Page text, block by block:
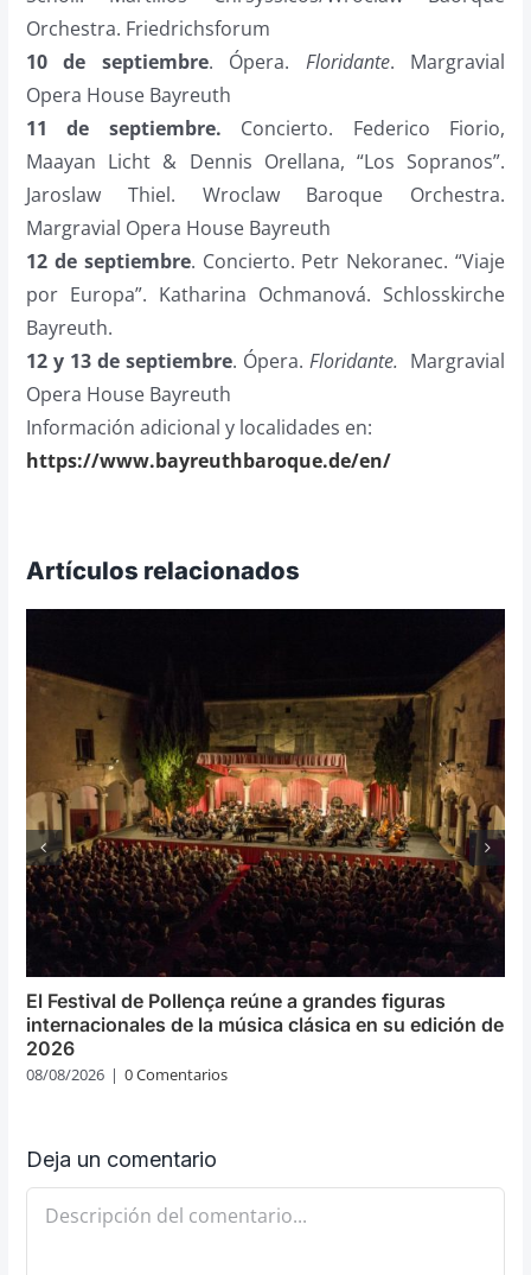
Orchestra. Friedrichsforum
10 de septiembre. Ópera. Floridante. Margravial
Opera House Bayreuth
11 de septiembre. Concierto. Federico Fiorio,
Maayan Licht & Dennis Orellana, “Los Sopranos”.
Jaroslaw Thiel. Wroclaw Baroque Orchestra.
Margravial Opera House Bayreuth
12 de septiembre. Concierto. Petr Nekoranec. “Viaje
por Europa”. Katharina Ochmanová. Schlosskirche
Bayreuth.
12 y 13 de septiembre. Ópera.Floridante. Margravial
Opera House Bayreuth
Información adicional y localidades en:
https://www.bayreuthbaroque.de/en/
Artículos relacionados
El Festival de Pollença reúne a grandes figuras
internacionales de la música clásica en su edición de
2026
08/08/2026 | 0 Comentarios
Deja un comentario
Comentario